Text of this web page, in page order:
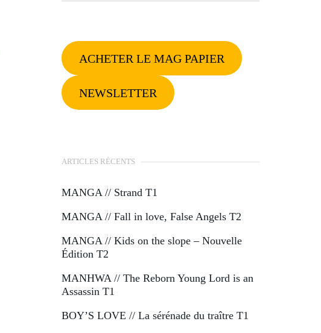
ACHETER LE MAG PAPIER
NEWSLETTER
ARTICLES RÉCENTS
MANGA // Strand T1
MANGA // Fall in love, False Angels T2
MANGA // Kids on the slope – Nouvelle
Édition T2
MANHWA // The Reborn Young Lord is an
Assassin T1
BOY’S LOVE // La sérénade du traître T1